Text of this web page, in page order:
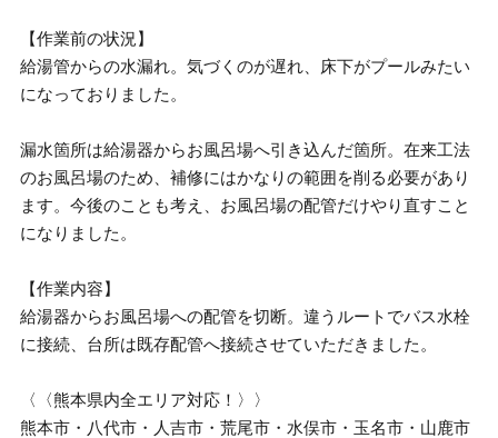
【作業前の状況】
給湯管からの水漏れ。気づくのが遅れ、床下がプールみたい
になっておりました。
漏水箇所は給湯器からお風呂場へ引き込んだ箇所。在来工法
のお風呂場のため、補修にはかなりの範囲を削る必要があり
ます。今後のことも考え、お風呂場の配管だけやり直すこと
になりました。
【作業内容】
給湯器からお風呂場への配管を切断。違うルートでバス水栓
に接続、台所は既存配管へ接続させていただきました。
〈〈熊本県内全エリア対応！〉〉
熊本市・八代市・人吉市・荒尾市・水俣市・玉名市・山鹿市